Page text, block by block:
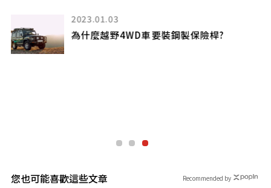
Lexus讓大家稍微窺探「下一代RX」的樣
貌!?
您也可能喜歡這些文章 Recommended by